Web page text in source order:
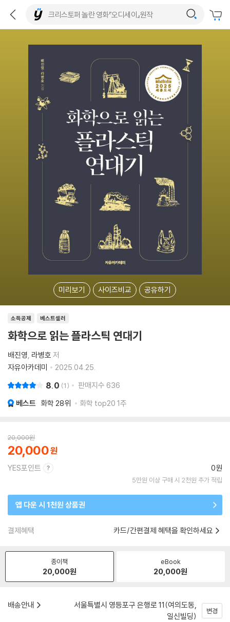
미리보기 사이즈비교 공유하기
소득공제 베스트셀러
화학으로 읽는 플라스틱 연대기
배진영 라병호 저
자유아카데미
2025.04.25.
8.0 1 판매지수 636
베스트 화학 28위 화학 top20 1주
20,000원
20,000
YES포인트 0원
5만원 이상 구매 시 2천원 추가 적립
앱 다운 시 1천원 상품권
결제혜택 카드/간편결제 혜택을 확인하세요
종이책
20,000원
eBook
20,000원
배송안내
서울특별시 영등포구 은행로 11(여의도동,
일신빌딩)
변경